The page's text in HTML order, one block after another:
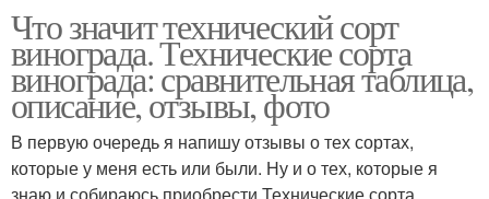
Что значит технический сорт
винограда. Технические сорта
винограда: сравнительная таблица,
описание, отзывы, фото
В первую очередь я напишу отзывы о тех сортах,
которые у меня есть или были. Ну и о тех, которые я